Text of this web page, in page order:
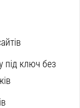
під ключ без